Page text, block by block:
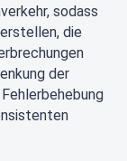
sodass
die
der